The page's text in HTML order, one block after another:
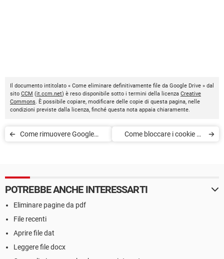
Il documento intitolato « Come eliminare definitivamente file da Google Drive » dal
sito CCM (it.ccm.net) è reso disponibile sotto i termini della licenza Creative
Commons. È possibile copiare, modificare delle copie di questa pagina, nelle
condizioni previste dalla licenza, finché questa nota appaia chiaramente.
Come rimuovere Google
Come bloccare i cookie su
POTREBBE ANCHE INTERESSARTI
Eliminare pagine da pdf
File recenti
Aprire file dat
Leggere file docx